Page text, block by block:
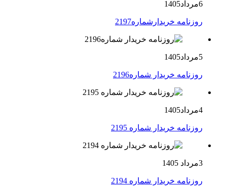
6مرداد1405
روزنامه خریدارشماره2197
5مرداد1405
روزنامه خریدار شماره2196
4مرداد1405
روزنامه خریدار شماره 2195
3مرداد 1405
روزنامه خریدار شماره 2194